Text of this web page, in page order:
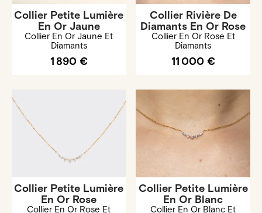
Collier Petite Lumière
En Or Jaune
Collier En Or Jaune Et
Diamants
1 890 €
Collier Rivière De
Diamants En Or Rose
Collier En Or Rose Et
Diamants
11 000 €
Collier Petite Lumière
En Or Rose
Collier En Or Rose Et
Collier Petite Lumière
En Or Blanc
Collier En Or Blanc Et